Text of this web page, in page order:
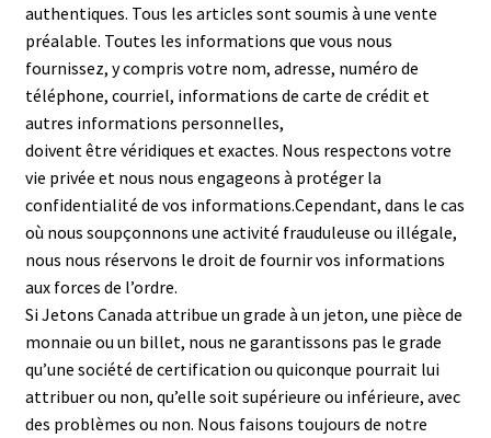
À notre sujet
Contactez-nous
English
authentiques. Tous les articles sont soumis à une vente
préalable. Toutes les informations que vous nous
fournissez, y compris votre nom, adresse, numéro de
téléphone, courriel, informations de carte de crédit et
autres informations personnelles,
doivent être véridiques et exactes. Nous respectons votre
vie privée et nous nous engageons à protéger la
confidentialité de vos informations.Cependant, dans le cas
où nous soupçonnons une activité frauduleuse ou illégale,
nous nous réservons le droit de fournir vos informations
aux forces de l’ordre.
Si Jetons Canada attribue un grade à un jeton, une pièce de
monnaie ou un billet, nous ne garantissons pas le grade
qu’une société de certification ou quiconque pourrait lui
attribuer ou non, qu’elle soit supérieure ou inférieure, avec
des problèmes ou non. Nous faisons toujours de notre